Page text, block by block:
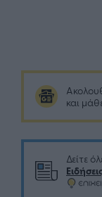
και
Δείτε